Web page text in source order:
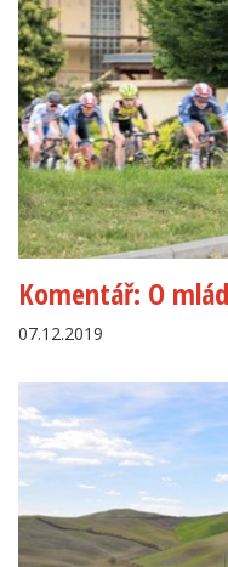
Komentář: O
07.12.2019